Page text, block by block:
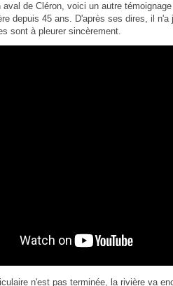
aval de Cléron, voici un autre
depuis 45 ans. D'après ses dires, il
sont à pleurer sincèrement.
n'est pas terminée, la rivière va